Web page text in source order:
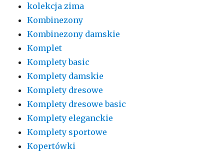
kolekcja zima
Kombinezony
Kombinezony damskie
Komplet
Komplety basic
Komplety damskie
Komplety dresowe
Komplety dresowe basic
Komplety eleganckie
Komplety sportowe
Kopertówki